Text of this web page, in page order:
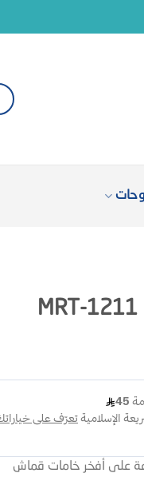
على أفخر خامات قماش